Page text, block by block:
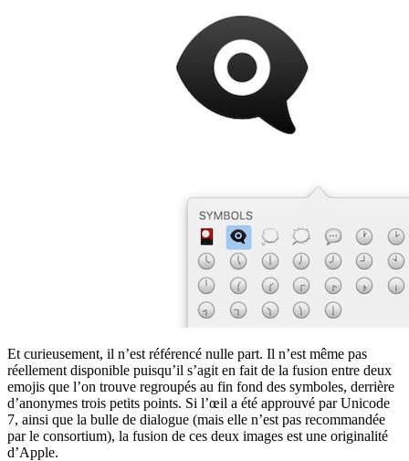
Et curieusement, il n’est référencé nulle part. Il n’est même pas
réellement disponible puisqu’il s’agit en fait de la fusion entre deux
emojis que l’on trouve regroupés au fin fond des symboles, derrière
d’anonymes trois petits points. Si l’œil a été approuvé par Unicode
7, ainsi que la bulle de dialogue (mais elle n’est pas recommandée
par le consortium), la fusion de ces deux images est une originalité
d’Apple.